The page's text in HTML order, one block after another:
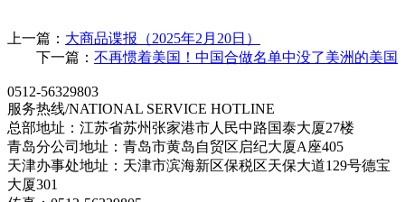
上一篇： 大商品谍报（2025年2月20日）
下一篇： 不再惯着美国！中国合做名单中没了美洲的美国
0512-56329803
服务热线/NATIONAL SERVICE HOTLINE
总部地址：江苏省苏州张家港市人民中路国泰大厦27楼
青岛分公司地址：青岛市黄岛自贸区启纪大厦A座405
天津办事处地址：天津市滨海新区保税区天保大道129号德宝
大厦301